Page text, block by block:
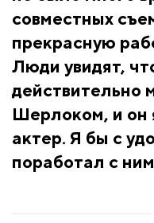
совместных
прекрасную
Люди увидят,
действительно
Шерлоком, и он
актер. Я бы с
поработал с